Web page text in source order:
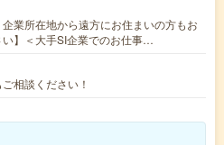
企業所在地から遠方にお住まいの方もお
】＜大手SI企業でのお仕事…
相談ください！